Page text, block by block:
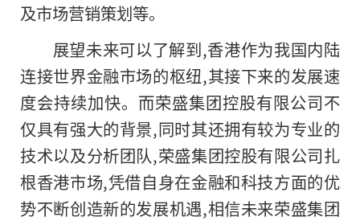
及市场营销策划等。
展望未来可以了解到,香港作为我国内陆
连接世界金融市场的枢纽,其接下来的发展速
度会持续加快。而荣盛集团控股有限公司不
仅具有强大的背景,同时其还拥有较为专业的
技术以及分析团队,荣盛集团控股有限公司扎
根香港市场,凭借自身在金融和科技方面的优
势不断创造新的发展机遇,相信未来荣盛集团